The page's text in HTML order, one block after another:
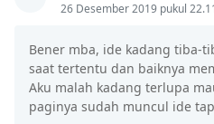
26 Desember 2019 pukul
Bener mba, ide kadang tiba-
saat tertentu dan baiknya
Aku malah kadang terlupa
paginya sudah muncul ide